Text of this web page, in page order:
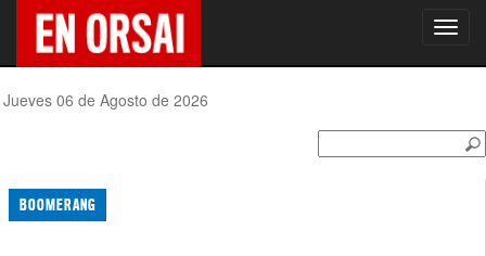
Jueves 06 de Agosto de 2026
BOOMERANG